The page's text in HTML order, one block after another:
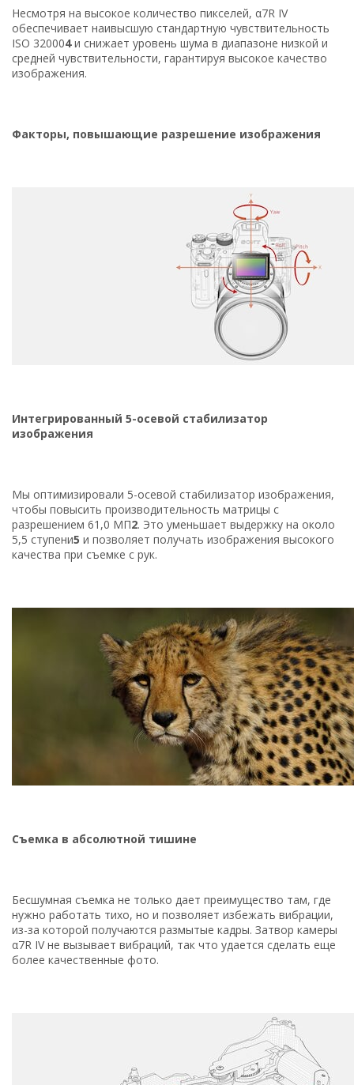
Несмотря на высокое количество пикселей, α7R IV
обеспечивает наивысшую стандартную чувствительность
ISO 320004и снижает уровень шума в диапазоне низкой и
средней чувствительности, гарантируя высокое качество
изображения.
Факторы, повышающие разрешение изображения
Интегрированный 5-осевой стабилизатор
изображения
Мы оптимизировали 5-осевой стабилизатор изображения,
чтобы повысить производительность матрицы с
разрешением 61,0 МП2. Это уменьшает выдержку на около
5,5 ступени5 и позволяет получать изображения высокого
качества при съемке с рук.
Съемка в абсолютной тишине
Бесшумная съемка не только дает преимущество там, где
нужно работать тихо, но и позволяет избежать вибрации,
из-за которой получаются размытые кадры. Затвор камеры
α7R IV не вызывает вибраций, так что удается сделать еще
более качественные фото.